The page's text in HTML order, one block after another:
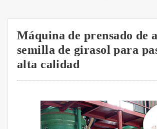
Máquina de prensado de
semilla de girasol para
alta calidad